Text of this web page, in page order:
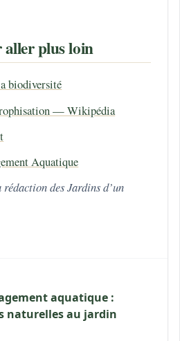
aller plus loin
biodiversité
— Wikipédia
Aquatique
des Jardins d’un
aquatique :
naturelles au jardin